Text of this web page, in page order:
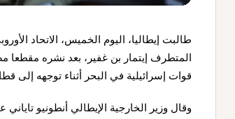
طالبت إيطاليا، اليوم الخميس، الاتحاد
المتطرف إيتمار بن غفير، بعد نشره
قوات إسرائيلية في البحر أثناء توجهه إلى
وقال وزير الخارجية الإيطالي أنطونيو